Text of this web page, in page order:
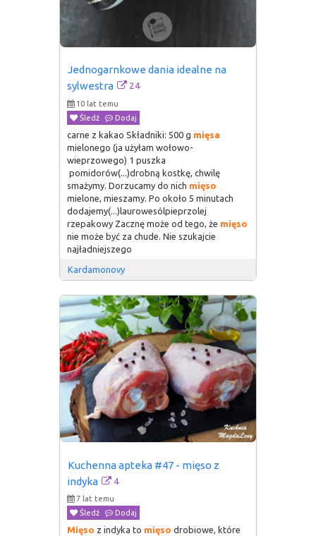
Jednogarnkowe dania idealne na
sylwestra
24
10 lat temu
Śledź
Dodaj
carne z kakao Składniki: 500 g mięsa
mielonego (ja użyłam wołowo-
wieprzowego) 1 puszka
pomidorów(...)drobną kostkę, chwilę
smażymy. Dorzucamy do nich mięso
mielone, mieszamy. Po około 5 minutach
dodajemy(...)laurowesólpieprzolej
rzepakowy Zacznę może od tego, że mięso
nie może być za chude. Nie szukajcie
najładniejszego
Kardamonovy
Kuchenna apteka #47 - mięso z
indyka
4
7 lat temu
Śledź
Dodaj
Mięso z indyka to mięso drobiowe, które